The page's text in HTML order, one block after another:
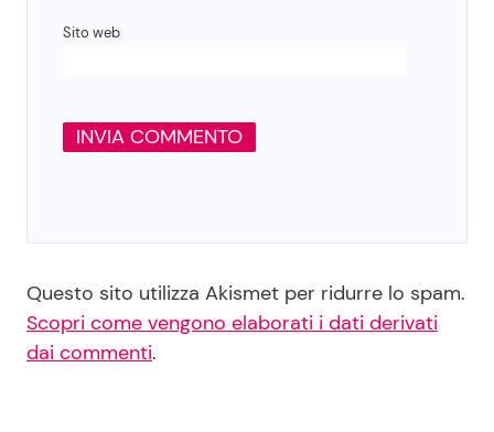
Sito web
Questo sito utilizza Akismet per ridurre lo spam.
Scopri come vengono elaborati i dati derivati
dai commenti.